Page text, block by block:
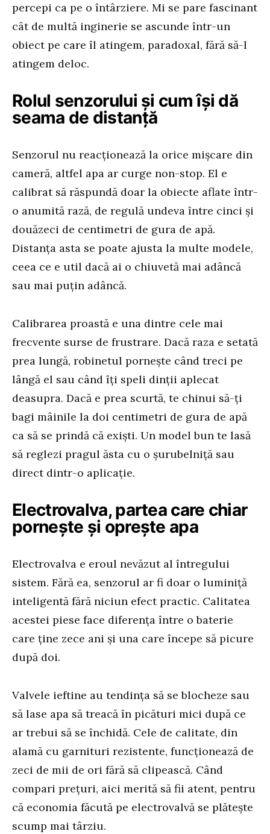
percepi ca pe o întârziere. Mi se pare fascinant
cât de multă inginerie se ascunde într-un
obiect pe care îl atingem, paradoxal, fără să-l
atingem deloc.
Rolul senzorului și cum își dă
seama de distanță
Senzorul nu reacționează la orice mișcare din
cameră, altfel apa ar curge non-stop. El e
calibrat să răspundă doar la obiecte aflate într-
o anumită rază, de regulă undeva între cinci și
douăzeci de centimetri de gura de apă.
Distanța asta se poate ajusta la multe modele,
ceea ce e util dacă ai o chiuvetă mai adâncă
sau mai puțin adâncă.
Calibrarea proastă e una dintre cele mai
frecvente surse de frustrare. Dacă raza e setată
prea lungă, robinetul pornește când treci pe
lângă el sau când îți speli dinții aplecat
deasupra. Dacă e prea scurtă, te chinui să-ți
bagi mâinile la doi centimetri de gura de apă
ca să se prindă că exiști. Un model bun te lasă
să reglezi pragul ăsta cu o șurubelniță sau
direct dintr-o aplicație.
Electrovalva, partea care chiar
pornește și oprește apa
Electrovalva e eroul nevăzut al întregului
sistem. Fără ea, senzorul ar fi doar o luminiță
inteligentă fără niciun efect practic. Calitatea
acestei piese face diferența între o baterie
care ține zece ani și una care începe să picure
după doi.
Valvele ieftine au tendința să se blocheze sau
să lase apa să treacă în picături mici după ce
ar trebui să se închidă. Cele de calitate, din
alamă cu garnituri rezistente, funcționează de
zeci de mii de ori fără să clipească. Când
compari prețuri, aici merită să fii atent, pentru
că economia făcută pe electrovalvă se plătește
scump mai târziu.